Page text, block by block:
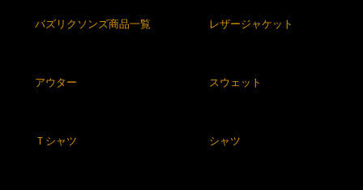
バズリクソンズ商品一覧 レザージャケット
アウター スウェット
Ｔシャツ シャツ